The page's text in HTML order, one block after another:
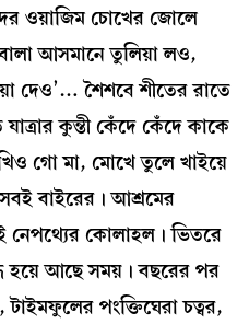
ওয়াজিম চোখের জোলে
আসমানে তুলিয়া লও,
দেও’… শৈশবে শীতের রাতে
কুন্তী কেঁদে কেঁদে কাকে
গো মা, মোখে তুলে খাইয়ে
বাইরের। আশ্রমের
নেপথ্যের কোলাহল। ভিতরে
হয়ে আছে সময়। বছরের পর
পংক্তিঘেরা চত্বর,